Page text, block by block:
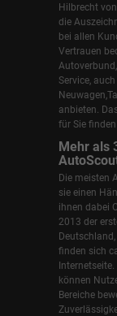
Hilbrecht
die
bei allen
Vertrauen
Service,
anbieten.
für Sie
Mehr als
Die meisten
sie einen
ihnen dabei
2013 der
finden sich
können
Bereiche